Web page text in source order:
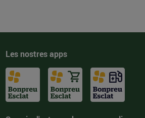
Les nostres apps